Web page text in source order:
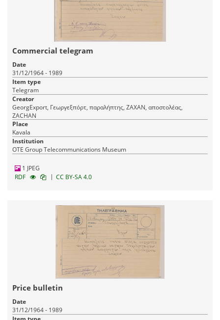
Commercial telegram
Date
31/12/1964 - 1989
Item type
Telegram
Creator
GeorgExport, Γεωργεξπόρτ, παραλήπτης, ΖΑΧΑΝ, αποστολέας,
ZACHAN
Place
Kavala
Institution
OTE Group Telecommunications Museum
1 JPEG
RDF
| CC BY-SA 4.0
Price bulletin
Date
31/12/1964 - 1989